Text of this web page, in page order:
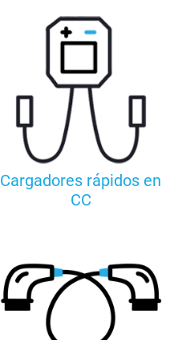
Cargadores rápidos en
CC